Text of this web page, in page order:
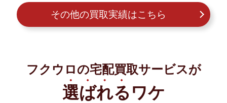
その他の買取実績はこちら
フクウロの宅配買取サービスが
選ばれる ワケ